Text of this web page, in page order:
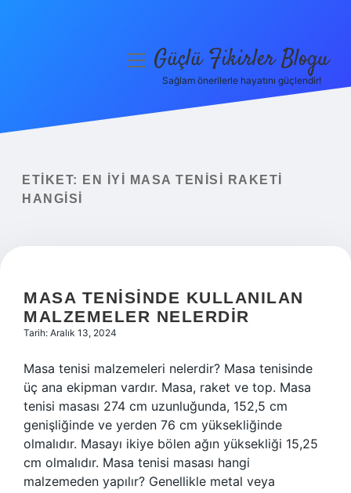
Yasal Uyarı
menüyüGüçlü Fikirler Blogu
Sağlam önerilerle hayatını güçlendir!
ETIKET:
EN IYI MASA TENISI RAKETI
HANGISI
MASA TENISINDE KULLANILAN
MALZEMELER NELERDIR
Tarih: Aralık 13, 2024
Masa tenisi malzemeleri nelerdir? Masa tenisinde
üç ana ekipman vardır. Masa, raket ve top. Masa
tenisi masası 274 cm uzunluğunda, 152,5 cm
genişliğinde ve yerden 76 cm yüksekliğinde
olmalıdır. Masayı ikiye bölen ağın yüksekliği 15,25
cm olmalıdır. Masa tenisi masası hangi
malzemeden yapılır? Genellikle metal veya